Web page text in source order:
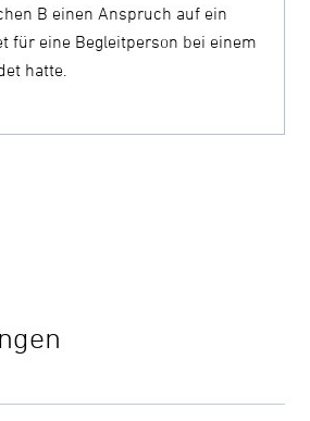
B einen Anspruch auf ein
für eine Begleitperson bei einem
hatte.